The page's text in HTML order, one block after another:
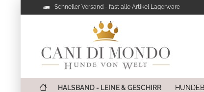
Schneller Versand - fast alle Artikel Lagerware
HALSBAND - LEINE & GESCHIRR